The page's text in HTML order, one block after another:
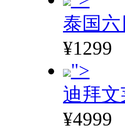
泰国
¥1299
">
迪拜
¥4999